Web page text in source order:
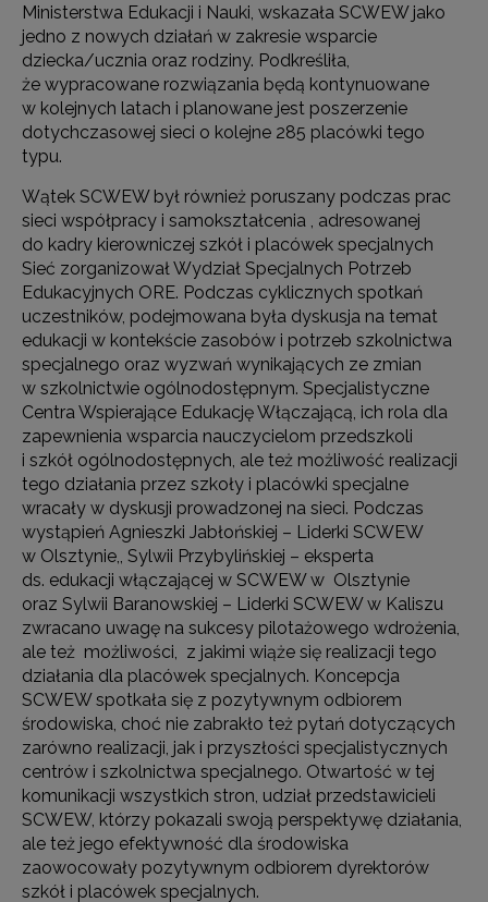
Ministerstwa Edukacji i Nauki, wskazała SCWEW jako
jedno z nowych działań w zakresie wsparcie
dziecka/ucznia oraz rodziny. Podkreśliła,
że wypracowane rozwiązania będą kontynuowane
w kolejnych latach i planowane jest poszerzenie
dotychczasowej sieci o kolejne 285 placówki tego
typu.
Wątek SCWEW był również poruszany podczas prac
sieci współpracy i samokształcenia , adresowanej
do kadry kierowniczej szkół i placówek specjalnych
Sieć zorganizował Wydział Specjalnych Potrzeb
Edukacyjnych ORE. Podczas cyklicznych spotkań
uczestników, podejmowana była dyskusja na temat
edukacji w kontekście zasobów i potrzeb szkolnictwa
specjalnego oraz wyzwań wynikających ze zmian
w szkolnictwie ogólnodostępnym. Specjalistyczne
Centra Wspierające Edukację Włączającą, ich rola dla
zapewnienia wsparcia nauczycielom przedszkoli
i szkół ogólnodostępnych, ale też możliwość realizacji
tego działania przez szkoły i placówki specjalne
wracały w dyskusji prowadzonej na sieci. Podczas
wystąpień Agnieszki Jabłońskiej – Liderki SCWEW
w Olsztynie,, Sylwii Przybylińskiej – eksperta
ds. edukacji włączającej w SCWEW w Olsztynie
oraz Sylwii Baranowskiej – Liderki SCWEW w Kaliszu
zwracano uwagę na sukcesy pilotażowego wdrożenia,
ale też możliwości, z jakimi wiąże się realizacji tego
działania dla placówek specjalnych. Koncepcja
SCWEW spotkała się z pozytywnym odbiorem
środowiska, choć nie zabrakło też pytań dotyczących
zarówno realizacji, jak i przyszłości specjalistycznych
centrów i szkolnictwa specjalnego. Otwartość w tej
komunikacji wszystkich stron, udział przedstawicieli
SCWEW, którzy pokazali swoją perspektywę działania,
ale też jego efektywność dla środowiska
zaowocowały pozytywnym odbiorem dyrektorów
szkół i placówek specjalnych.